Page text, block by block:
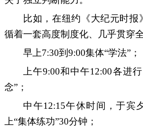
比如，在纽约《大纪元时报
循着一套高度制度化、几乎贯穿
早上7:30到9:00集体“学法”；
上午9:00和中午12:00各进行
念”；
中午12:15午休时间 ，于宾
上“集体练功”30分钟；